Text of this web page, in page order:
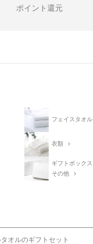
ポイント還元
フェイスタオル
衣類
ギフトボックス
その他
オルのギフトセット